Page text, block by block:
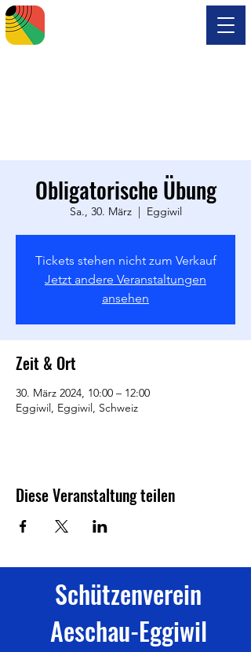
Obligatorische Übung
Sa., 30. März
  |
Eggiwil
Tickets stehen nicht zum Verkauf
Jetzt andere Veranstaltungen
ansehen
Zeit & Ort
30. März 2024, 10:00 – 12:00
Eggiwil, Eggiwil, Schweiz
Diese Veranstaltung teilen
Schützenverein
Aeschau-Eggiwil